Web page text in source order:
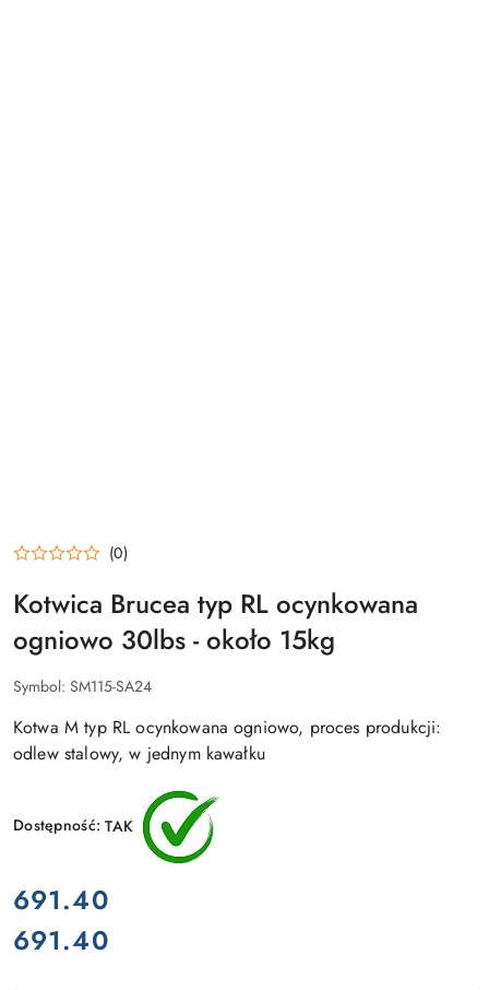
(0)
Kotwica Brucea typ RL ocynkowana
ogniowo 30lbs - około 15kg
Symbol: SM115-SA24
Kotwa M typ RL ocynkowana ogniowo, proces produkcji:
odlew stalowy, w jednym kawałku
Dostępność:TAK
cena:
691.40
Cena:
691.40